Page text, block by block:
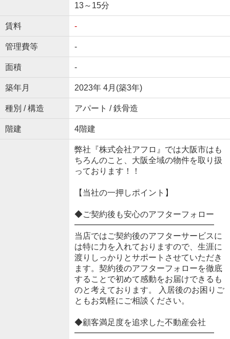
13～15分
賃料 -
管理費等 -
面積 -
築年月 2023年 4月(築3年)
種別 / 構造 アパート / 鉄骨造
階建 4階建
弊社『株式会社アフロ』では大阪市はも
ちろんのこと、大阪全域の物件を取り扱
っております！！
【当社の一押しポイント】
◆ご契約後も安心のアフターフォロー
━━━━━━━━━━━━━━━━━
当店ではご契約後のアフターサービスに
は特に力を入れておりますので、生涯に
渡りしっかりとサポートさせていただき
ます。契約後のアフターフォローを徹底
することで初めて感動をお届けできるも
のと考えております。 入居後のお困りご
ともお気軽にご相談ください。
◆顧客満足度を追求した不動産会社
━━━━━━━━━━━━━━━━━